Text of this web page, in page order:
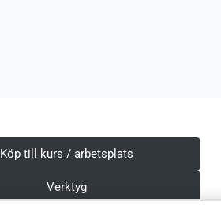
Köp till kurs / arbetsplats
Verktyg